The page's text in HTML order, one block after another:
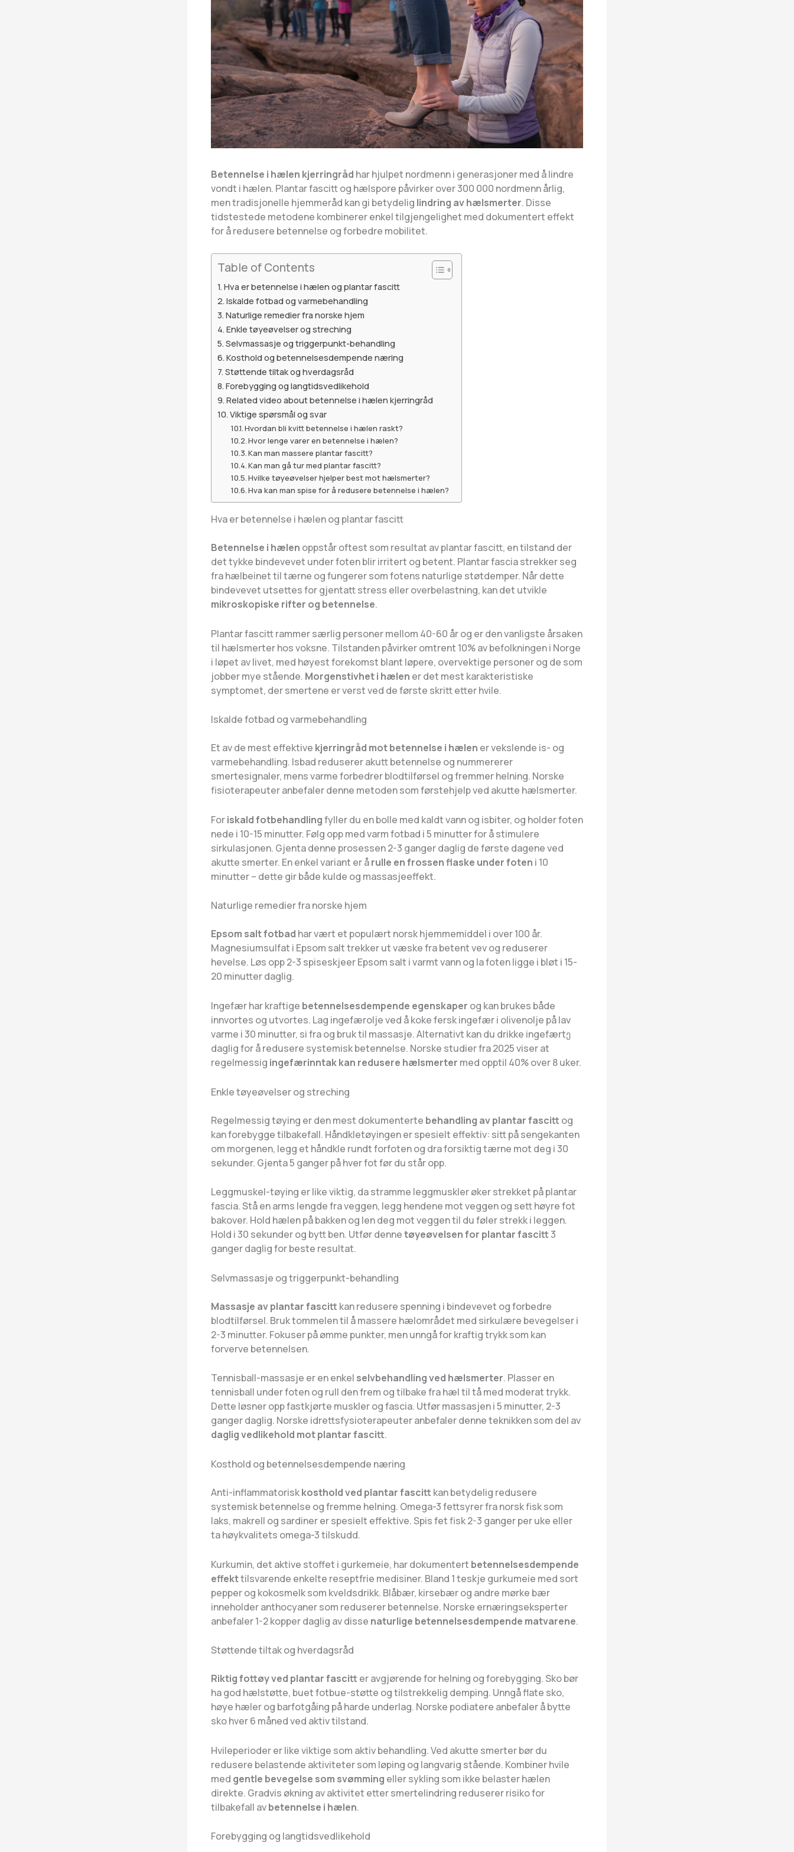
Betennelse i hælen kjerringråd har hjulpet nordmenn i generasjoner med å lindre
vondt i hælen. Plantar fascitt og hælspore påvirker over 300 000 nordmenn årlig,
men tradisjonelle hjemmeråd kan gi betydelig lindring av hælsmerter. Disse
tidstestede metodene kombinerer enkel tilgjengelighet med dokumentert effekt
for å redusere betennelse og forbedre mobilitet.
Table of Contents
Hva er betennelse i hælen og plantar fascitt
Iskalde fotbad og varmebehandling
Naturlige remedier fra norske hjem
Enkle tøyeøvelser og streching
Selvmassasje og triggerpunkt-behandling
Kosthold og betennelsesdempende næring
Støttende tiltak og hverdagsråd
Forebygging og langtidsvedlikehold
Related video about betennelse i hælen kjerringråd
Viktige spørsmål og svar
Hvordan bli kvitt betennelse i hælen raskt?
Hvor lenge varer en betennelse i hælen?
Kan man massere plantar fascitt?
Kan man gå tur med plantar fascitt?
Hvilke tøyeøvelser hjelper best mot hælsmerter?
Hva kan man spise for å redusere betennelse i hælen?
Hva er betennelse i hælen og plantar fascitt
Betennelse i hælen oppstår oftest som resultat av plantar fascitt, en tilstand der
det tykke bindevevet under foten blir irritert og betent. Plantar fascia strekker seg
fra hælbeinet til tærne og fungerer som fotens naturlige støtdemper. Når dette
bindevevet utsettes for gjentatt stress eller overbelastning, kan det utvikle
mikroskopiske rifter og betennelse.
Plantar fascitt rammer særlig personer mellom 40-60 år og er den vanligste årsaken
til hælsmerter hos voksne. Tilstanden påvirker omtrent 10% av befolkningen i Norge
i løpet av livet, med høyest forekomst blant løpere, overvektige personer og de som
jobber mye stående. Morgenstivhet i hælen er det mest karakteristiske
symptomet, der smertene er verst ved de første skritt etter hvile.
Iskalde fotbad og varmebehandling
Et av de mest effektive kjerringråd mot betennelse i hælen er vekslende is- og
varmebehandling. Isbad reduserer akutt betennelse og nummererer
smertesignaler, mens varme forbedrer blodtilførsel og fremmer helning. Norske
fisioterapeuter anbefaler denne metoden som førstehjelp ved akutte hælsmerter.
Foriskald fotbehandlingfyller du en bolle med kaldt vann og isbiter, og holder foten
nede i 10-15 minutter. Følg opp med varm fotbad i 5 minutter for å stimulere
sirkulasjonen. Gjenta denne prosessen 2-3 ganger daglig de første dagene ved
akutte smerter. En enkel variant er årulle en frossen flaske under foten i 10
minutter – dette gir både kulde og massasjeeffekt.
Naturlige remedier fra norske hjem
Epsom salt fotbad har vært et populært norsk hjemmemiddel i over 100 år.
Magnesiumsulfat i Epsom salt trekker ut væske fra betent vev og reduserer
hevelse. Løs opp 2-3 spiseskjeer Epsom salt i varmt vann og la foten ligge i bløt i 15-
20 minutter daglig.
Ingefær har kraftige betennelsesdempende egenskaper og kan brukes både
innvortes og utvortes. Lag ingefærolje ved å koke fersk ingefær i olivenolje på lav
varme i 30 minutter, si fra og bruk til massasje. Alternativt kan du drikke ingefærtე
daglig for å redusere systemisk betennelse. Norske studier fra 2025 viser at
regelmessig ingefærinntak kan redusere hælsmerter med opptil 40% over 8 uker.
Enkle tøyeøvelser og streching
Regelmessig tøying er den mest dokumenterte behandling av plantar fascitt og
kan forebygge tilbakefall. Håndkletøyingen er spesielt effektiv: sitt på sengekanten
om morgenen, legg et håndkle rundt forfoten og dra forsiktig tærne mot deg i 30
sekunder. Gjenta 5 ganger på hver fot før du står opp.
Leggmuskel-tøying er like viktig, da stramme leggmuskler øker strekket på plantar
fascia. Stå en arms lengde fra veggen, legg hendene mot veggen og sett høyre fot
bakover. Hold hælen på bakken og len deg mot veggen til du føler strekk i leggen.
Hold i 30 sekunder og bytt ben. Utfør dennetøyeøvelsen for plantar fascitt3
ganger daglig for beste resultat.
Selvmassasje og triggerpunkt-behandling
Massasje av plantar fascitt kan redusere spenning i bindevevet og forbedre
blodtilførsel. Bruk tommelen til å massere hælområdet med sirkulære bevegelser i
2-3 minutter. Fokuser på ømme punkter, men unngå for kraftig trykk som kan
forverve betennelsen.
Tennisball-massasje er en enkel selvbehandling ved hælsmerter. Plasser en
tennisball under foten og rull den frem og tilbake fra hæl til tå med moderat trykk.
Dette løsner opp fastkjørte muskler og fascia. Utfør massasjen i 5 minutter, 2-3
ganger daglig. Norske idrettsfysioterapeuter anbefaler denne teknikken som del av
daglig vedlikehold mot plantar fascitt.
Kosthold og betennelsesdempende næring
Anti-inflammatoriskkosthold ved plantar fascitt kan betydelig redusere
systemisk betennelse og fremme helning. Omega-3 fettsyrer fra norsk fisk som
laks, makrell og sardiner er spesielt effektive. Spis fet fisk 2-3 ganger per uke eller
ta høykvalitets omega-3 tilskudd.
Kurkumin, det aktive stoffet i gurkemeie, har dokumentert betennelsesdempende
effekttilsvarende enkelte reseptfrie medisiner. Bland 1 teskje gurkumeie med sort
pepper og kokosmelk som kveldsdrikk. Blåbær, kirsebær og andre mørke bær
inneholder anthocyaner som reduserer betennelse. Norske ernæringseksperter
anbefaler 1-2 kopper daglig av disse naturlige betennelsesdempende matvarene.
Støttende tiltak og hverdagsråd
Riktig fottøy ved plantar fascitt er avgjørende for helning og forebygging. Sko bør
ha god hælstøtte, buet fotbue-støtte og tilstrekkelig demping. Unngå flate sko,
høye hæler og barfotgåing på harde underlag. Norske podiatere anbefaler å bytte
sko hver 6 måned ved aktiv tilstand.
Hvileperioder er like viktige som aktiv behandling. Ved akutte smerter bør du
redusere belastende aktiviteter som løping og langvarig stående. Kombiner hvile
med gentle bevegelse som svømming eller sykling som ikke belaster hælen
direkte. Gradvis økning av aktivitet etter smertelindring reduserer risiko for
tilbakefall avbetennelse i hælen.
Forebygging og langtidsvedlikehold